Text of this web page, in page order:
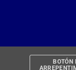
BOTÓN